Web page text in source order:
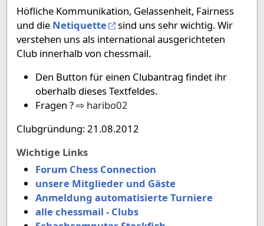
Höfliche Kommunikation, Gelassenheit, Fairness
und die Netiquette
sind uns sehr wichtig. Wir
verstehen uns als international ausgerichteten
Club innerhalb von chessmail.
Den Button für einen Clubantrag findet ihr
oberhalb dieses Textfeldes.
Fragen ? ⇨ haribo02
Clubgründung: 21.08.2012
Wichtige Links
Forum Chess Connection
unsere Mitglieder und Gäste
Anmeldung automatisierte Turniere
alle chessmail - Clubs